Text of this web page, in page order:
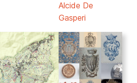
Alcide De
Gasperi